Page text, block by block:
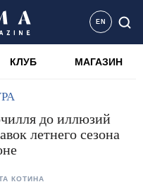
EN
КЛУБ МАГАЗИН
до иллюзий
летнего сезона
КОТИНА